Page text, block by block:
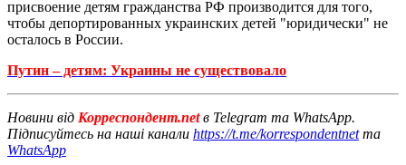
присвоение детям гражданства РФ производится для того,
чтобы депортированных украинских детей "юридически" не
осталось в России.
Путин – детям: Украины не существовало
Новини від Корреспондент.netв Telegram та WhatsApp.
Підписуйтесь на наші канали https://t.me/korrespondentnetта
WhatsApp